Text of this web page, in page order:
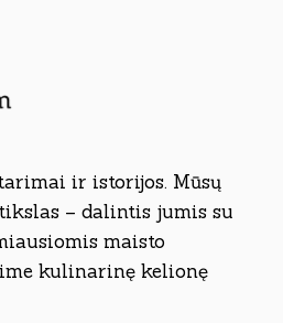
ir istorijos. Mūsų
– dalintis jumis su
maisto
kulinarinę kelionę